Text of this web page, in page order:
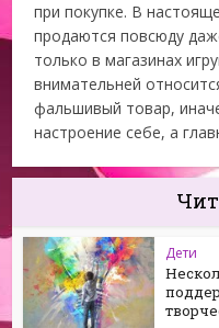
при покупке. В
продаются повсюду
только в магазинах
внимательней
фальшивый товар,
настроение себе, а
Дети